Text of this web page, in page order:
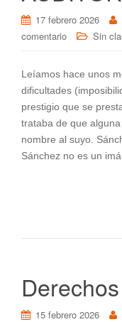
17 febrero 2026
comentario
Sin
Leíamos hace unos
dificultades
prestigio que se
trataba de que
nombre al suyo.
Sánchez no es un
15 febrero 2026